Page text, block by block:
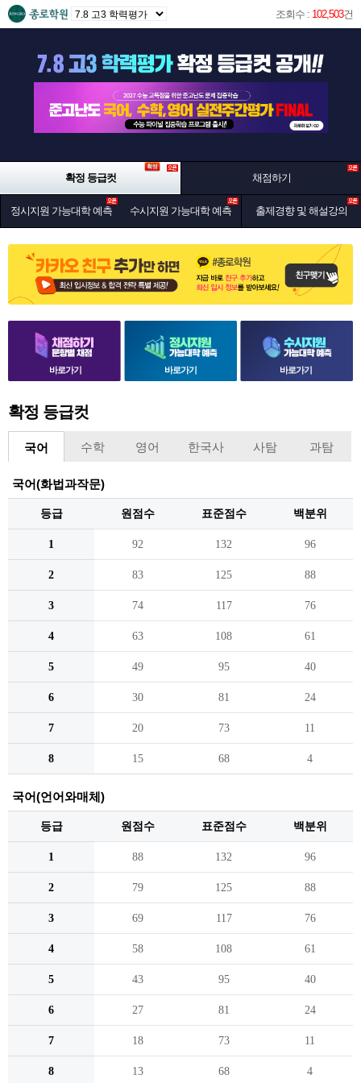
조회수 : 102,503건
확정 등급컷 채점하기
정시지원 가능대학 예측 수시지원 가능대학 예측 출제경향 및 해설강의
바로가기 바로가기 바로가기
확정 등급컷
국어 수학 영어 한국사 사탐 과탐
국어(화법과작문)
등급 원점수 표준점수 백분위
1 92 132 96
2 83 125 88
3 74 117 76
4 63 108 61
5 49 95 40
6 30 81 24
7 20 73 11
8 15 68 4
국어(언어와매체)
등급 원점수 표준점수 백분위
1 88 132 96
2 79 125 88
3 69 117 76
4 58 108 61
5 43 95 40
6 27 81 24
7 18 73 11
8 13 68 4